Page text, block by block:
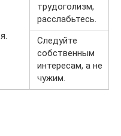
трудоголизм,
расслабьтесь.
Следуйте
собственным
интересам, а не
чужим.